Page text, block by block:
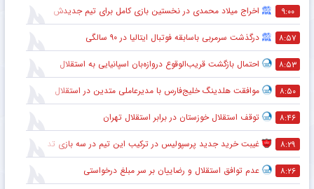
۹:۰۰ اخراج میلاد محمدی در نخستین بازی کامل برای تیم جدیدش
۸:۵۷ درگذشت سرمربی باسابقه فوتبال ایتالیا در ۹۰ سالگی
۸:۵۳ احتمال بازگشت قریب‌الوقوع دروازه‌بان اسپانیایی به استقلال
۸:۵۰ موافقت هلدینگ خلیج‌فارس با مدیرعاملی متدین در استقلال
۸:۴۶ توقف استقلال خوزستان در برابر استقلال تهران
۸:۲۹ غیبت خرید جدید پرسپولیس در ترکیب این تیم در سه بازی تدارکاتی
۸:۲۶ عدم توافق استقلال و رضاییان بر سر مبلغ درخواستی